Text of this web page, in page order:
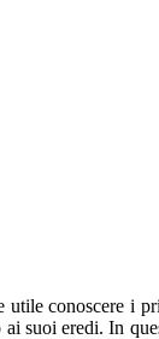
utile conoscere i
suoi eredi. In